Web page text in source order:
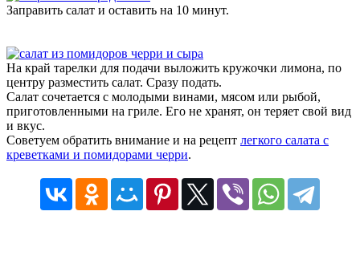
Заправить салат и оставить на 10 минут.
На край тарелки для подачи выложить кружочки лимона, по
центру разместить салат. Сразу подать.
Салат сочетается с молодыми винами, мясом или рыбой,
приготовленными на гриле. Его не хранят, он теряет свой вид
и вкус.
Советуем обратить внимание и на рецепт легкого салата с
креветками и помидорами черри.